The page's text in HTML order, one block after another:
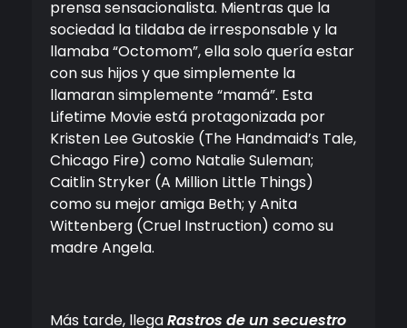
prensa sensacionalista. Mientras que la
sociedad la tildaba de irresponsable y la
llamaba “Octomom”, ella solo quería estar
con sus hijos y que simplemente la
llamaran simplemente “mamá”. Esta
Lifetime Movie está protagonizada por
Kristen Lee Gutoskie (The Handmaid’s Tale,
Chicago Fire) como Natalie Suleman;
Caitlin Stryker (A Million Little Things)
como su mejor amiga Beth; y Anita
Wittenberg (Cruel Instruction) como su
madre Angela.
Más tarde, llegaRastros de un secuestro